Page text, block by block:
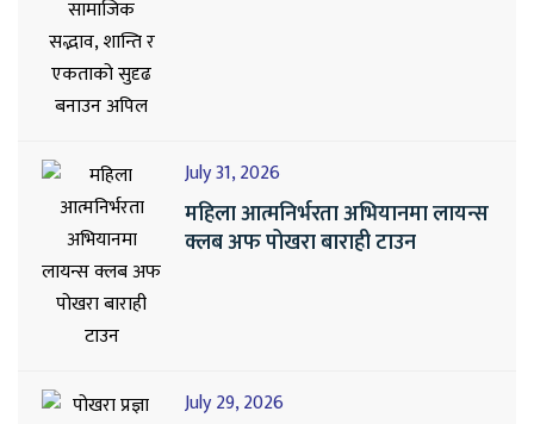
July 31, 2026
महिला आत्मनिर्भरता अभियानमा लायन्स
क्लब अफ पोखरा बाराही टाउन
July 29, 2026